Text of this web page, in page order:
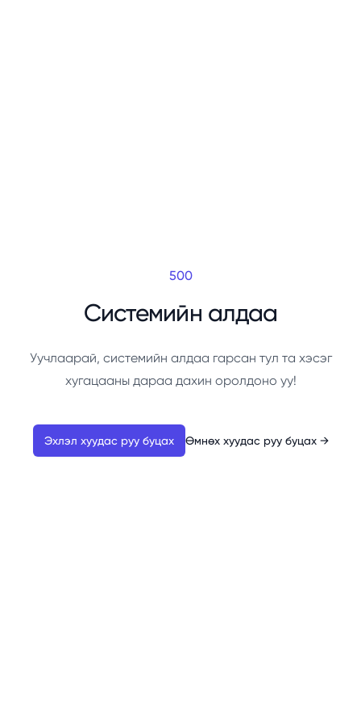
500
Системийн алдаа
Уучлаарай, системийн алдаа гарсан тул та хэсэг
хугацааны дараа дахин оролдоно уу!
Эхлэл хуудас руу буцах Өмнөх хуудас руу буцах →